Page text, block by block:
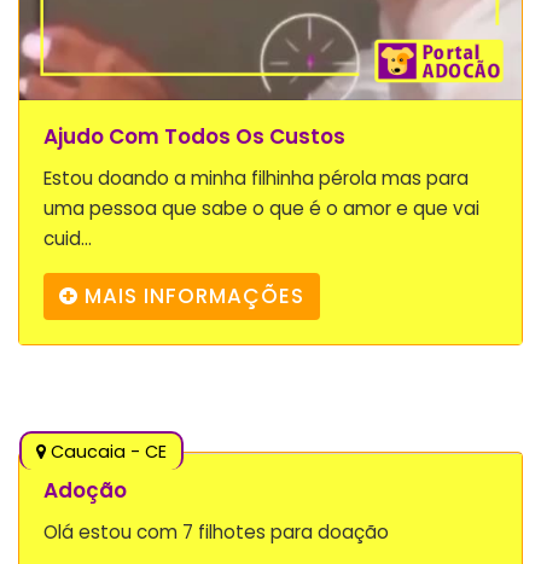
Ajudo Com Todos Os Custos
Estou doando a minha filhinha pérola mas para
uma pessoa que sabe o que é o amor e que vai
cuid...
MAIS INFORMAÇÕES
Caucaia - CE
Adoção
Olá estou com 7 filhotes para doação